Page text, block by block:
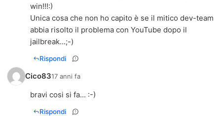
win!!!:)
Unica cosa che non ho capito è se il mitico dev-team
abbia risolto il problema con YouTube dopo il
jailbreak...;-)
Rispondi
Cico8317 anni fa
bravi cosi si fa... :-)
Rispondi